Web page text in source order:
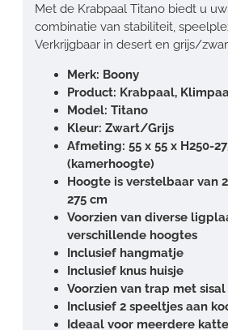
Met de Krabpaal Titano biedt u
combinatie van stabiliteit,
Verkrijgbaar in desert en grijs/
Merk: Boony
Product: Krabpaal,
Model: Titano
Kleur: Zwart/Grijs
Afmeting: 55 x 55 x H250-
(kamerhoogte)
Hoogte is verstelbaar van
275 cm
Voorzien van diverse
verschillende hoogtes
Inclusief hangmatje
Inclusief knus huisje
Voorzien van trap met
Inclusief 2 speeltjes aan
Ideaal voor meerdere